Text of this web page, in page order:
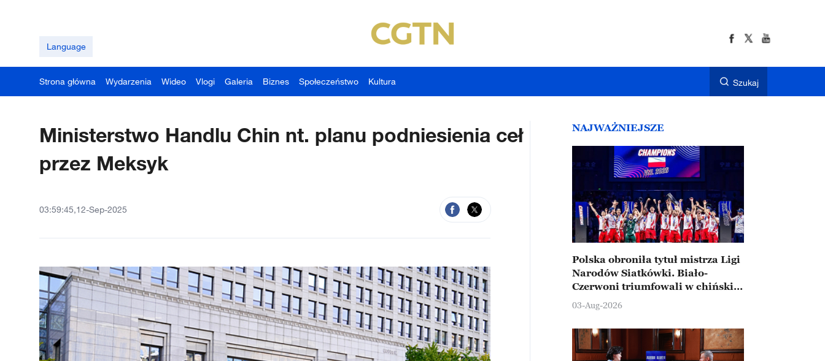
Language
Strona główna Wydarzenia Wideo Vlogi Galeria Biznes Społeczeństwo Kultura Szukaj
Ministerstwo Handlu Chin nt. planu podniesienia ceł
przez Meksyk
03:59:45,12-Sep-2025
NAJWAŻNIEJSZE
Polska obroniła tytuł mistrza Ligi
Narodów Siatkówki. Biało-
Czerwoni triumfowali w chińskim
Ningbo
03-Aug-2026